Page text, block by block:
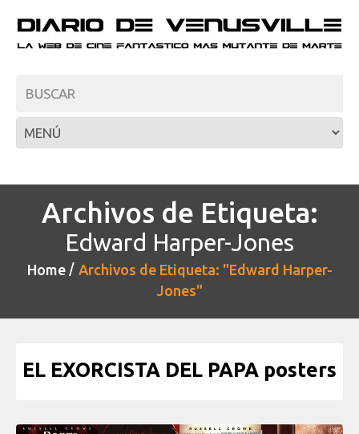
Archivos de Etiqueta:
Edward Harper-Jones
Home
Archivos de Etiqueta: "Edward Harper-
Jones"
EL EXORCISTA DEL PAPA posters